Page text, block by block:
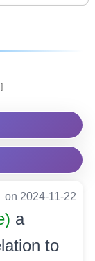
on 2024-11-22
a
to